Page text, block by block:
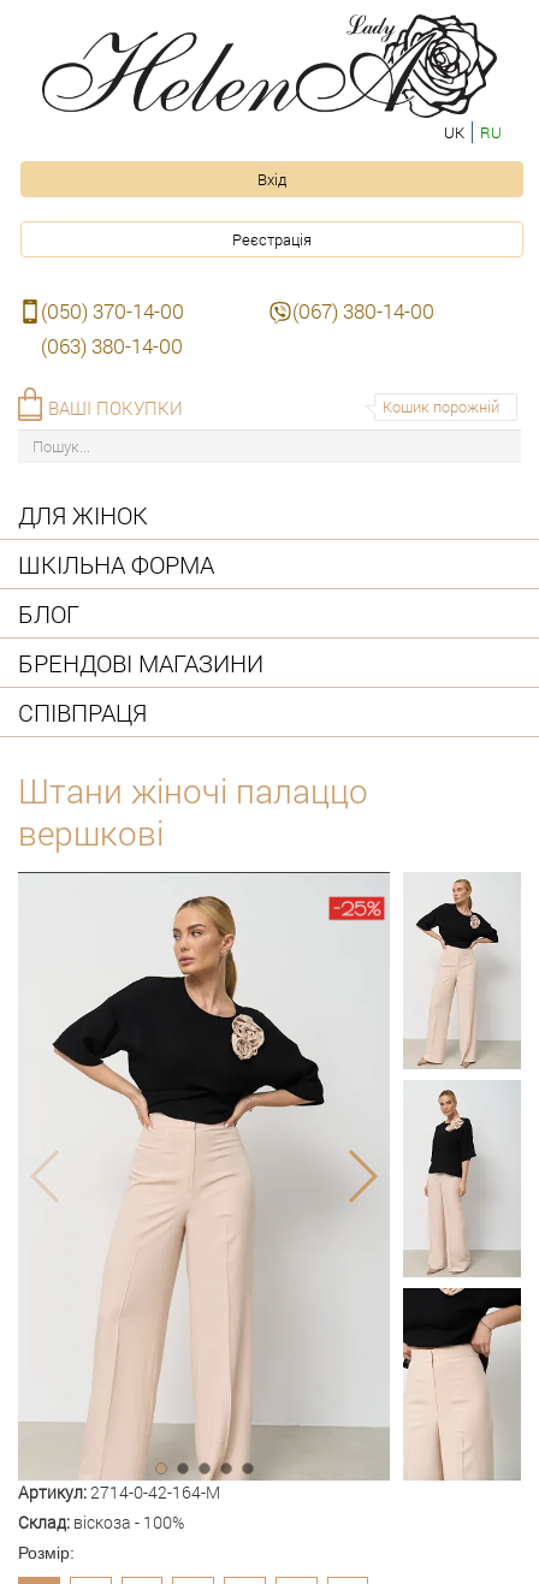
UK RU
Вхід
Реєстрація
(050) 370-14-00
(067) 380-14-00
(063) 380-14-00
Кошик порожній
ВАШІ ПОКУПКИ
ДЛЯ ЖІНОК
ШКІЛЬНА ФОРМА
БЛОГ
БРЕНДОВІ МАГАЗИНИ
СПІВПРАЦЯ
Штани жіночі палаццо
вершкові
Артикул:2714-0-42-164-M
Склад: віскоза - 100%
Розмір: